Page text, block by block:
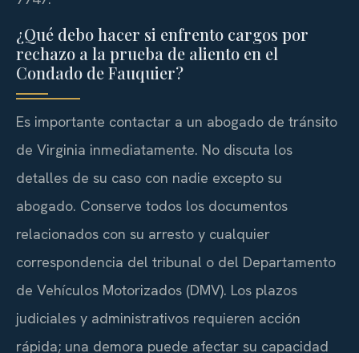
¿Qué debo hacer si enfrento cargos por
rechazo a la prueba de aliento en el
Condado de Fauquier?
Es importante contactar a un abogado de tránsito
de Virginia inmediatamente. No discuta los
detalles de su caso con nadie excepto su
abogado. Conserve todos los documentos
relacionados con su arresto y cualquier
correspondencia del tribunal o del Departamento
de Vehículos Motorizados (DMV). Los plazos
judiciales y administrativos requieren acción
rápida; una demora puede afectar su capacidad